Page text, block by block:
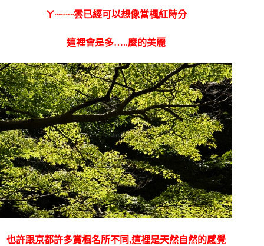
ㄚ~~~~雲已經可以想像當楓紅時分
這裡會是多…..麼的美麗
也許跟京都許多賞楓名所不同,這裡是天然自然的感覺